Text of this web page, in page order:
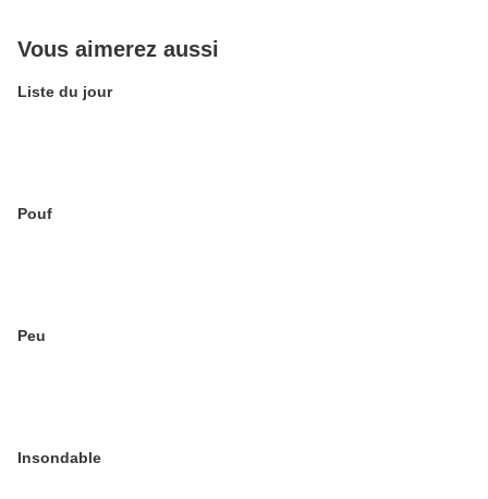
Vous aimerez aussi
Liste du jour
Pouf
Peu
Insondable